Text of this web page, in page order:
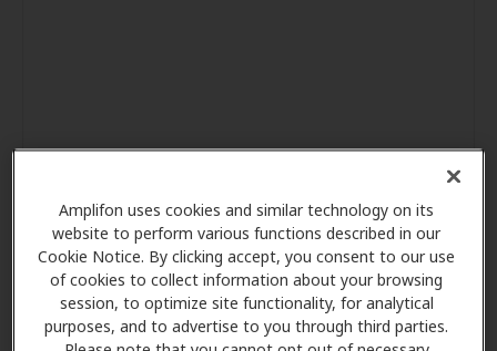
Amplifon uses cookies and similar technology on its
website to perform various functions described in our
Cookie Notice. By clicking accept, you consent to our use
of cookies to collect information about your browsing
session, to optimize site functionality, for analytical
purposes, and to advertise to you through third parties.